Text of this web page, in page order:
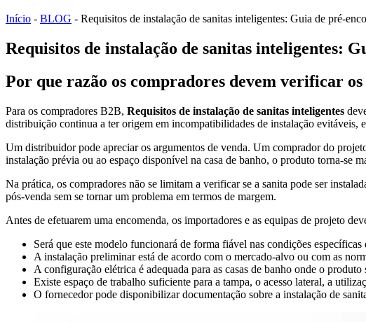
Início - BLOG - Requisitos de instalação de sanitas inteligentes: Guia de pré-
Requisitos de instalação de sanitas inteligentes:
Por que razão os compradores devem verificar
Para os compradores B2B, Requisitos de instalação de sanitas inteligentes
distribuição continua a ter origem em incompatibilidades de instalação evitáveis,
Um distribuidor pode apreciar os argumentos de venda. Um comprador do
instalação prévia ou ao espaço disponível na casa de banho, o produto torna-se
Na prática, os compradores não se limitam a verificar se a sanita pode ser
pós-venda sem se tornar um problema em termos de margem.
Antes de efetuarem uma encomenda, os importadores e as equipas de projeto
Será que este modelo funcionará de forma fiável nas condições específicas
A instalação preliminar está de acordo com o mercado-alvo ou com as
A configuração elétrica é adequada para as casas de banho onde o produto
Existe espaço de trabalho suficiente para a tampa, o acesso lateral, a
O fornecedor pode disponibilizar documentação sobre a instalação de